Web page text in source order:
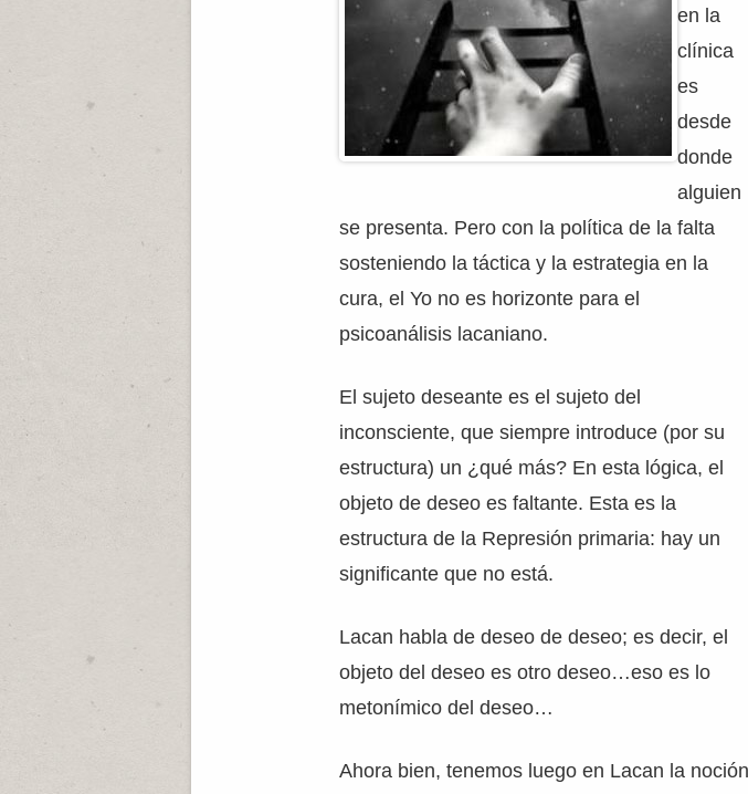
en la
clínica
es
desde
donde
alguien
se presenta. Pero con la política de la falta
sosteniendo la táctica y la estrategia en la
cura, el Yo no es horizonte para el
psicoanálisis lacaniano.
El sujeto deseante es el sujeto del
inconsciente, que siempre introduce (por su
estructura) un ¿qué más? En esta lógica, el
objeto de deseo es faltante. Esta es la
estructura de la Represión primaria: hay un
significante que no está.
Lacan habla de deseo de deseo; es decir, el
objeto del deseo es otro deseo…eso es lo
metonímico del deseo…
Ahora bien, tenemos luego en Lacan la noción